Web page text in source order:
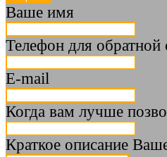
Ваше имя
Телефон для обратной
E-mail
Когда вам лучше
Краткое описание